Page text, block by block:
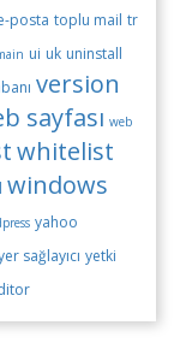
posta toplu mail tr
ui uk uninstall
version
sayfası web
whitelist
windows
yahoo
sağlayıcı yetki